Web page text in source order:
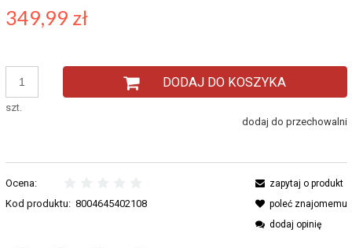
349,99 zł
szt.
DODAJ DO KOSZYKA
dodaj do przechowalni
Ocena:
Kod produktu: 8004645402108
zapytaj o produkt
poleć znajomemu
dodaj opinię